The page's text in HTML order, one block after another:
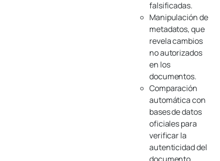
falsificadas.
Manipulación de
metadatos, que
revela cambios
no autorizados
en los
documentos.
Comparación
automática con
bases de datos
oficiales para
verificar la
autenticidad del
documento.